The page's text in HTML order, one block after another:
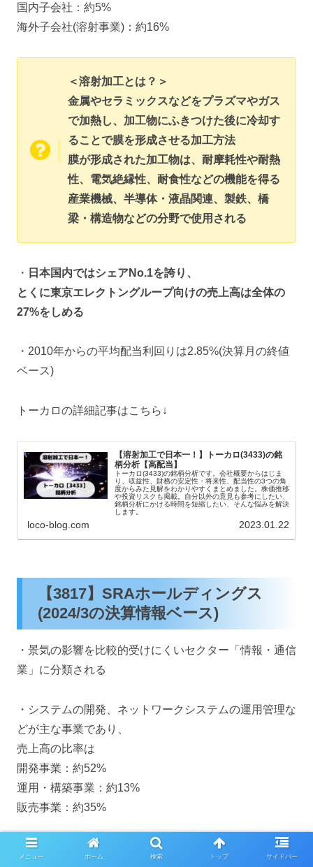
国内子会社：約5%
海外子会社(溶射事業)：約16%
＜溶射加工とは？＞
金属やセラミックスなどをプラズマやガス
で加熱し、加工物にふきつけた後に冷却す
ることで膜を形成させる加工方法
膜が形成された加工物は、耐摩耗性や耐熱
性、電気絶縁性、耐食性などの機能を得る
産業機械、半導体・液晶関連、製鉄、橋
梁・構造物などの分野で使用される
・ 日本国内ではシェアNo.1を誇り、
とくに東京エレクトングループ向けの売上高は全体の
27%をしめる
・2010年からの平均配当利回りは2.85%(決算月の終値
ベース)
トーカロの詳細記事はこちら↓
【溶射加工で日本一！】トーカロ(3433)の銘
柄分析【高配当】
トーカロ(3433)の銘柄分析です。会社概要からはじま
り、収益性、財務の安定性・将来性、配当性の3つの角
度からみた見解をわかりやすくまとめました。株価推移
や投資リスクも掲載。自分以外の意見も参考にしたい、
銘柄分析にかける時間を短縮したい、そんな悩みを解決
します。
loco-blog.com 2023.01.22
【3817】SRAホールディングス
(2024/3の決算情報ベース)
・景気の影響を比較的受けにくいセクター「情報・通信
業」に分類される
・システムの開発、ネットワークシステムの運用管理な
どが主な事業であり、
売上高の比率は
開発事業：約52%
運用・構築事業：約13%
販売事業：約35%
・製造業、金融業界向けをはじめに、大学、サービス
メニュー ホーム 検索 トップ サイドバー